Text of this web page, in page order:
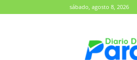
sábado, agosto 8, 2026